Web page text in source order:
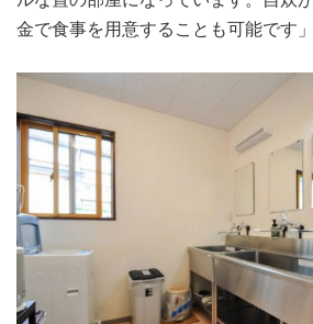
金で食事を用意することも可能です」